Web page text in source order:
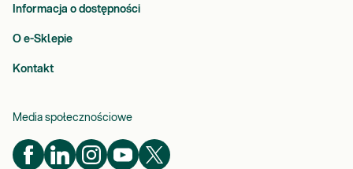
Informacja o dostępności
O e-Sklepie
Kontakt
Media społecznościowe